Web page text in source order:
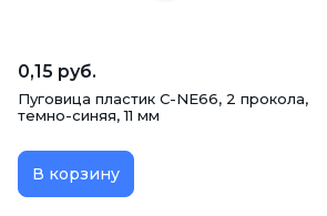
0,15 руб.
Пуговица пластик C-NE66, 2 прокола,
темно-синяя, 11 мм
В корзину